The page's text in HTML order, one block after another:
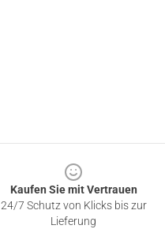
Kaufen Sie mit Vertrauen
24/7 Schutz von Klicks bis zur
Lieferung